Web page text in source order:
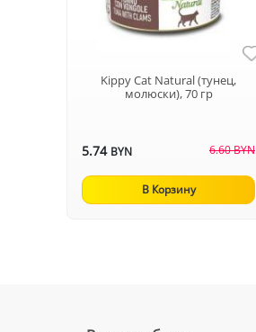
Kippy Cat Natural (тунец,
молюски), 70 гр
5.74 BYN 6.60 BYN
В Корзину